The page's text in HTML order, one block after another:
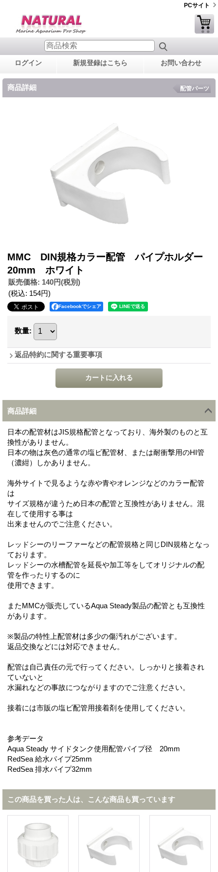
PCサイト
ログイン 新規登録はこちら お問い合わせ
商品詳細 配管パーツ
MMC DIN規格カラー配管 パイプホルダー
20mm ホワイト
販売価格: 140円(税別)
(税込: 154円)
Facebookでシェア
数量:
返品特約に関する重要事項
商品詳細
日本の配管材はJIS規格配管となっており、海外製のものと互
換性がありません。
日本の物は灰色の通常の塩ビ配管材、または耐衝撃用のHI管
（濃紺）しかありません。
海外サイトで見るような赤や青やオレンジなどのカラー配管
は
サイズ規格が違うため日本の配管と互換性がありません。混
在して使用する事は
出来ませんのでご注意ください。
レッドシーのリーファーなどの配管規格と同じDIN規格となっ
ております。
レッドシーの水槽配管を延長や加工等をしてオリジナルの配
管を作ったりするのに
使用できます。
またMMCが販売しているAqua Steady製品の配管とも互換性
があります。
※製品の特性上配管材は多少の傷汚れがございます。
返品交換などには対応できません。
配管は自己責任の元で行ってください。しっかりと接着され
ていないと
水漏れなどの事故につながりますのでご注意ください。
接着には市販の塩ビ配管用接着剤を使用してください。
参考データ
Aqua Steady サイドタンク使用配管パイプ径 20mm
RedSea 給水パイプ25mm
RedSea 排水パイプ32mm
この商品を買った人は、こんな商品も買っています